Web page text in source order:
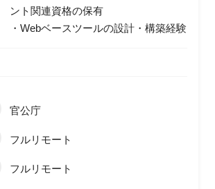
ント関連資格の保有
・Webベースツールの設計・構築経験
官公庁
フルリモート
フルリモート